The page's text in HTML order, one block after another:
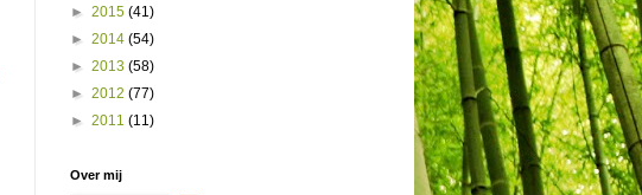
► 2015 (41)
► 2014 (54)
► 2013 (58)
► 2012 (77)
► 2011 (11)
Over mij